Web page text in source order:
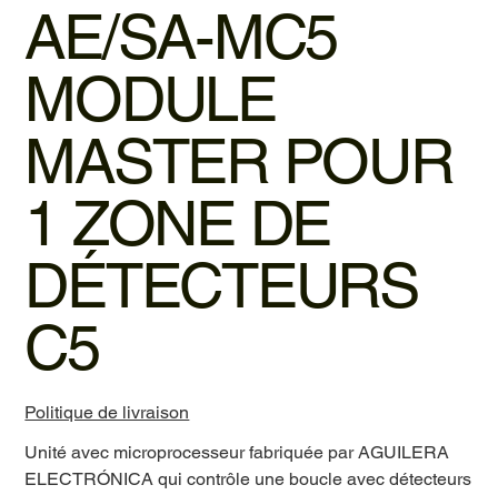
AE/SA-MC5
MODULE
MASTER POUR
1 ZONE DE
DÉTECTEURS
C5
Politique de livraison
Unité avec microprocesseur fabriquée par AGUILERA
ELECTRÓNICA qui contrôle une boucle avec détecteurs